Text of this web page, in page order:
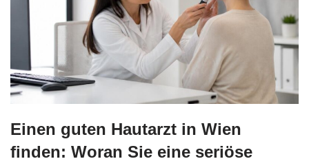
Einen guten Hautarzt in Wien
finden: Woran Sie eine seriöse